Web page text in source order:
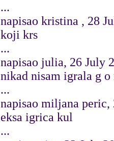
...
napisao kristina , 28
koji krs
...
napisao julia, 26 July
nikad nisam igrala g
...
napisao miljana peric,
eksa igrica kul
...